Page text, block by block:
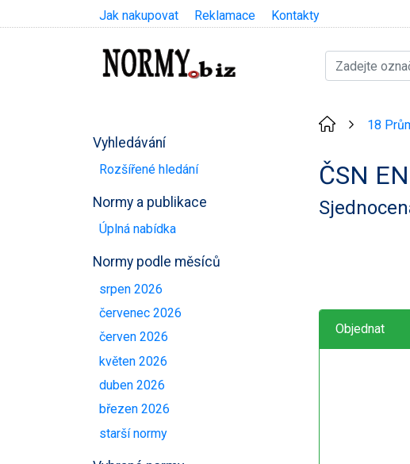
Jak nakupovat Reklamace Kontakty
Vyhledávání
Rozšířené hledání
Normy a publikace
Úplná nabídka
Normy podle měsíců
srpen 2026
červenec 2026
červen 2026
květen 2026
duben 2026
březen 2026
starší normy
18
ČSN
Objednat